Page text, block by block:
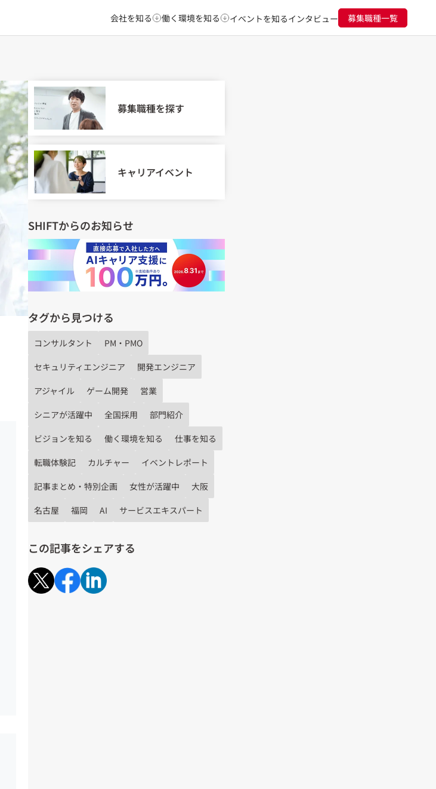
会社を知る 働く環境を知る イベントを知るインタビュー 募集職種一覧
募集職種を探す
キャリアイベント
SHIFTからのお知らせ
タグから見つける
コンサルタント
PM・PMO
セキュリティエンジニア
開発エンジニア
アジャイル
ゲーム開発
営業
シニアが活躍中
全国採用
部門紹介
ビジョンを知る
働く環境を知る
仕事を知る
転職体験記
カルチャー
イベントレポート
記事まとめ・特別企画
女性が活躍中
大阪
名古屋
福岡 AI サービスエキスパート
この記事をシェアする